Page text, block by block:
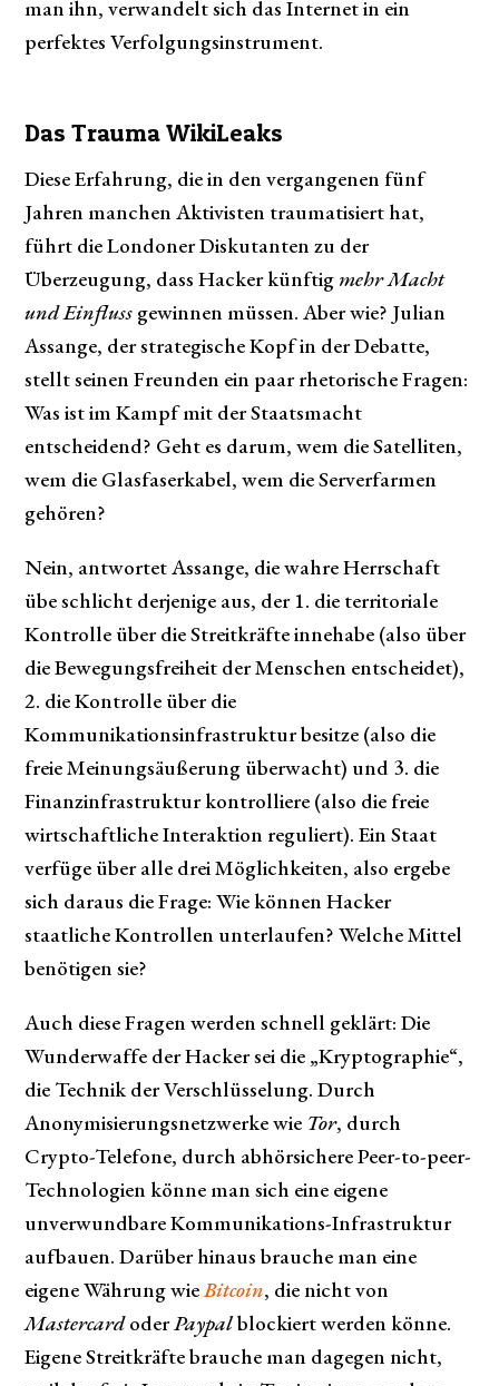
man ihn, verwandelt sich das Internet in ein
perfektes Verfolgungsinstrument.
Das Trauma WikiLeaks
Diese Erfahrung, die in den vergangenen fünf
Jahren manchen Aktivisten traumatisiert hat,
führt die Londoner Diskutanten zu der
Überzeugung, dass Hacker künftig mehr Macht
und Einfluss gewinnen müssen. Aber wie? Julian
Assange, der strategische Kopf in der Debatte,
stellt seinen Freunden ein paar rhetorische Fragen:
Was ist im Kampf mit der Staatsmacht
entscheidend? Geht es darum, wem die Satelliten,
wem die Glasfaserkabel, wem die Serverfarmen
gehören?
Nein, antwortet Assange, die wahre Herrschaft
übe schlicht derjenige aus, der 1. die territoriale
Kontrolle über die Streitkräfte innehabe (also über
die Bewegungsfreiheit der Menschen entscheidet),
2. die Kontrolle über die
Kommunikationsinfrastruktur besitze (also die
freie Meinungsäußerung überwacht) und 3. die
Finanzinfrastruktur kontrolliere (also die freie
wirtschaftliche Interaktion reguliert). Ein Staat
verfüge über alle drei Möglichkeiten, also ergebe
sich daraus die Frage: Wie können Hacker
staatliche Kontrollen unterlaufen? Welche Mittel
benötigen sie?
Auch diese Fragen werden schnell geklärt: Die
Wunderwaffe der Hacker sei die „Kryptographie“,
die Technik der Verschlüsselung. Durch
Anonymisierungsnetzwerke wie Tor, durch
Crypto-Telefone, durch abhörsichere Peer-to-peer-
Technologien könne man sich eine eigene
unverwundbare Kommunikations-Infrastruktur
aufbauen. Darüber hinaus brauche man eine
eigene Währung wieBitcoin, die nicht von
MastercardoderPaypalblockiert werden könne.
Eigene Streitkräfte brauche man dagegen nicht,